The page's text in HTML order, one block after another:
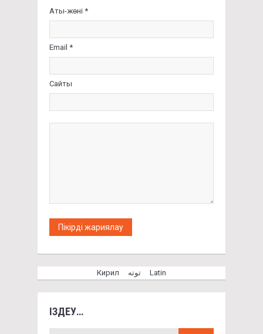
Аты-жөні *
Email *
Сайты
Кирил توتە Latin
ІЗДЕУ…